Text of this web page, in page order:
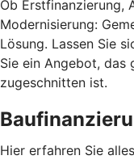
Ob Erstfinanzierung,
Modernisierung:
Lösung. Lassen Sie
Sie ein Angebot, das
zugeschnitten ist.
Hier erfahren Sie